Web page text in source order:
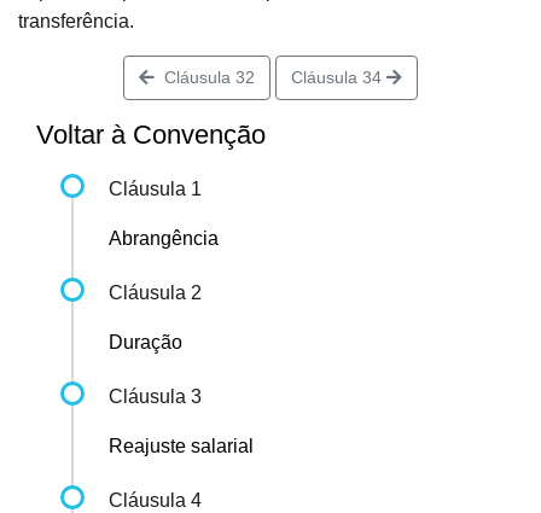
transferência.
Cláusula 32 Cláusula 34
Voltar à Convenção
Cláusula 1
Abrangência
Cláusula 2
Duração
Cláusula 3
Reajuste salarial
Cláusula 4